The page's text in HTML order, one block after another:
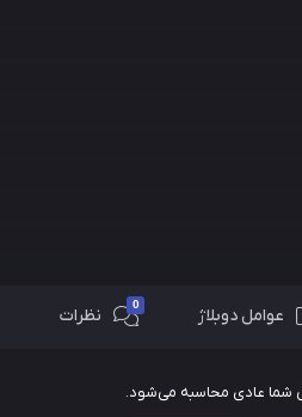
عوامل دوبلاژ 0 نظرات
عادی محاسبه می‌شود.